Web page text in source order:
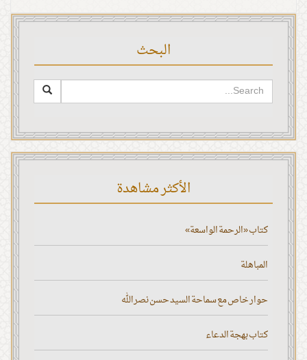
البحث
الأكثر مشاهدة
كتاب «الرحمة الواسعة»
المباهلة
حوار خاص مع سماحة السيد حسن نصر الله
كتاب بهجة الدعاء